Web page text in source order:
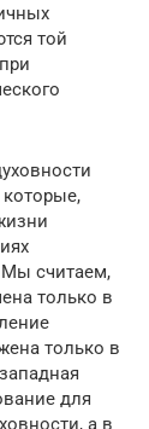
той
Мы считаем,
только в
только в
для
а в